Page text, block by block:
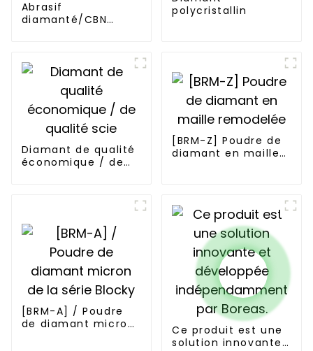
Abrasif
diamanté/CBN
polycristallin
Diamant de qualité
économique / de
[BRM-Z] Poudre de
diamant en maille
[BRM-A] / Poudre
de diamant micron
Ce produit est une
solution innovante